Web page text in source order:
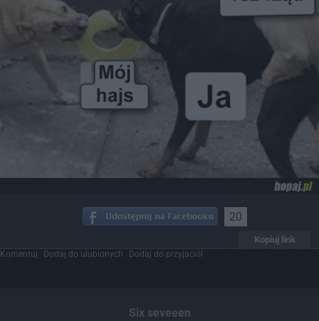
20
Kopiuj link
Komentuj Dodaj do ulubionych Dodaj do przyjaciół
Six seveeen